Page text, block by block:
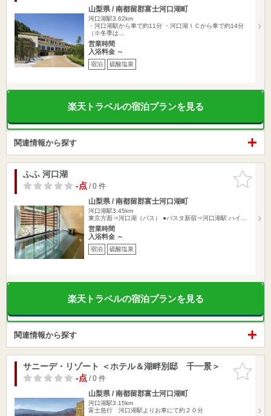
山梨県 / 南都留郡富士河口湖町
河口湖駅3.62km
・河口湖駅から車で約11分 ・河口湖ＩＣから車で約14分
（※冬季は…
営業時間
入浴料金 ～
宿泊 硫酸塩泉
楽天トラベルの宿泊プランを見る
関連情報から探す
お気に入
りに追加
ふふ 河口湖
-点/ 0 件
山梨県 / 南都留郡富士河口湖町
河口湖駅3.45km
東京方面⇒河口湖（バス） ●バスタ新宿⇒河口湖駅 ハイ…
営業時間
入浴料金 ～
宿泊 硫酸塩泉
楽天トラベルの宿泊プランを見る
関連情報から探す
お気に入
りに追加
サニーデ・リゾート ＜ホテル＆湖畔別邸 千一景＞
-点/ 0 件
山梨県 / 南都留郡富士河口湖町
河口湖駅3.15km
富士急行 河口湖駅よりお車にて約２０分